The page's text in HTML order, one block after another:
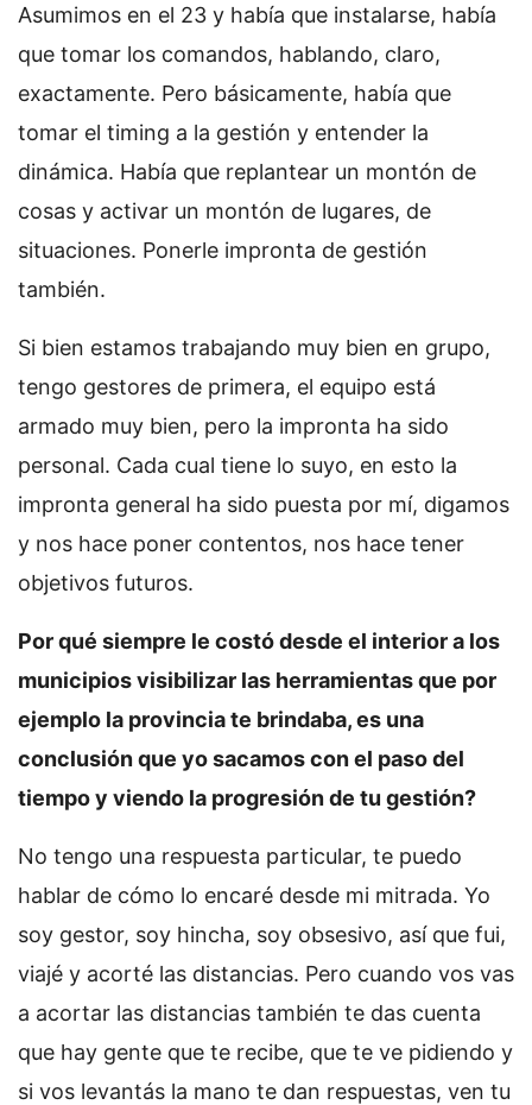
Asumimos en el 23 y había que instalarse, había
que tomar los comandos, hablando, claro,
exactamente. Pero básicamente, había que
tomar el timing a la gestión y entender la
dinámica. Había que replantear un montón de
cosas y activar un montón de lugares, de
situaciones. Ponerle impronta de gestión
también.
Si bien estamos trabajando muy bien en grupo,
tengo gestores de primera, el equipo está
armado muy bien, pero la impronta ha sido
personal. Cada cual tiene lo suyo, en esto la
impronta general ha sido puesta por mí, digamos
y nos hace poner contentos, nos hace tener
objetivos futuros.
Por qué siempre le costó desde el interior a los
municipios visibilizar las herramientas que por
ejemplo la provincia te brindaba, es una
conclusión que yo sacamos con el paso del
tiempo y viendo la progresión de tu gestión?
No tengo una respuesta particular, te puedo
hablar de cómo lo encaré desde mi mitrada. Yo
soy gestor, soy hincha, soy obsesivo, así que fui,
viajé y acorté las distancias. Pero cuando vos vas
a acortar las distancias también te das cuenta
que hay gente que te recibe, que te ve pidiendo y
si vos levantás la mano te dan respuestas, ven tu